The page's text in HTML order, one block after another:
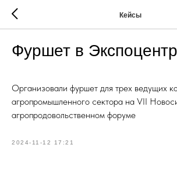
Кейсы
Фуршет в
Организовали фуршет для трех ведущих
агропромышленного сектора на VII
агропродовольственном форуме
2024-11-12 17:21